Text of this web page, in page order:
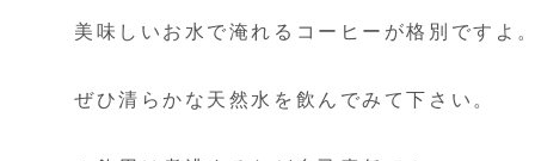
美味しいお水で淹れるコーヒーが格別ですよ。
ぜひ清らかな天然水を飲んでみて下さい。